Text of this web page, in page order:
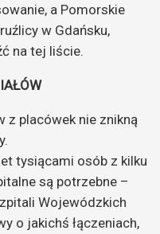
a Pomorskie
w Gdańsku,
na tej liście.
z placówek nie znikną
tysiącami osób z kilku
są potrzebne –
Wojewódzkich
o jakichś łączeniach,